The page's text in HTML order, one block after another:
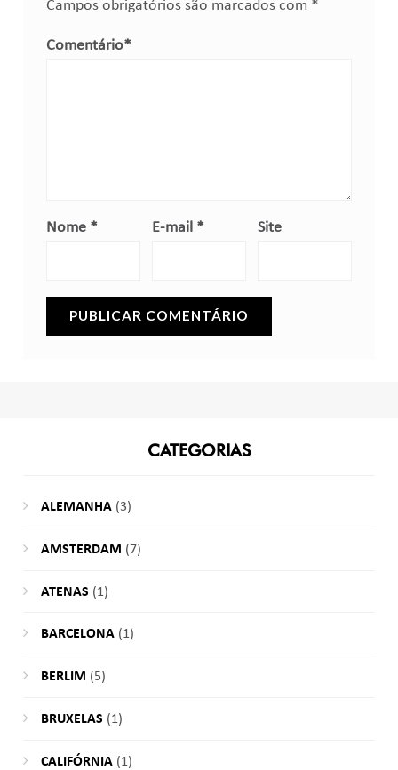
Campos obrigatórios são marcados com *
Comentário*
Nome * E-mail * Site
CATEGORIAS
ALEMANHA(3)
AMSTERDAM (7)
ATENAS (1)
BARCELONA(1)
BERLIM (5)
BRUXELAS (1)
CALIFÓRNIA(1)